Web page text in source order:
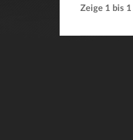
Zeige 1 bis 1